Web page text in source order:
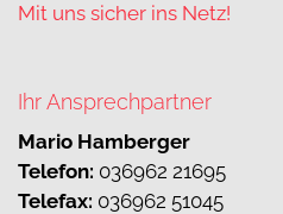
Mit uns sicher ins Netz!
Ihr Ansprechpartner
Mario Hamberger
Telefon: 036962 21695
Telefax: 036962 51045